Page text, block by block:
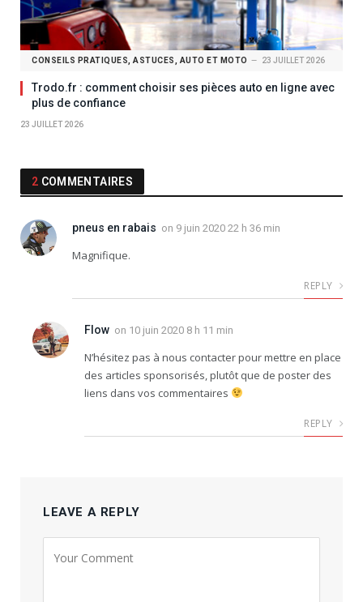
CONSEILS PRATIQUES, ASTUCES, AUTO ET MOTO 23 JUILLET 2026
Trodo.fr : comment choisir ses pièces auto en ligne avec
plus de confiance
23 JUILLET 2026
2 COMMENTAIRES
pneus en rabais on 9 juin 2020 22 h 36 min
Magnifique.
REPLY
Flow on 10 juin 2020 8 h 11 min
N’hésitez pas à nous contacter pour mettre en place
des articles sponsorisés, plutôt que de poster des
liens dans vos commentaires
REPLY
LEAVE A REPLY